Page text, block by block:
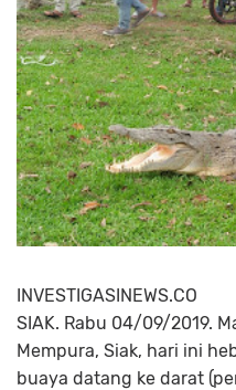
INVESTIGASINEWS.CO
SIAK. Rabu 04/09/2019.
Mempura, Siak, hari ini
buaya datang ke darat